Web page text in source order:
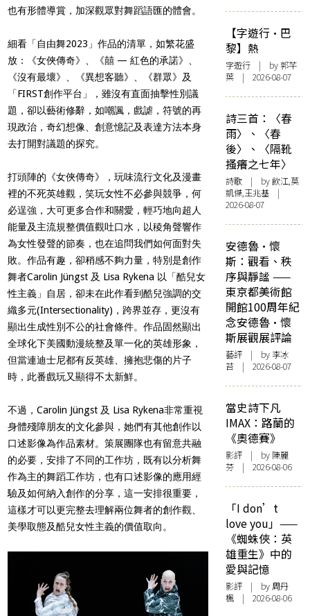
也有形體導賞，加深觀眾對舞蹈語匯的體會。
細看「自由舞2023」作品的清單，如繁花盛
放：《女俠傳奇》、《囍 — 紅色的承諾》、
《沒有最壞》、《異想客聽》、《群眾》及
「FIRST創作平台」，雖沒有直面抽擊性別議
題，卻以藝術修辭，如嘲諷，戲謔，符號的再
現政治，奇幻想像、創意憶記及表達方法本身
去打開對議題的探究。
打頭陣的《女俠傳奇》，玩味流行文化及漫畫
裡的不死英雄觀，笑玩女性不必參與競爭，何
必逞強，大可更多合作和關愛，輕巧地向超人
能量及主流規整價值觀吐口水，以稜角聲響作
為女性發聲的節奏，也在追問我們如何面對失
敗。作品有趣，卻稍感不夠力量，特別是創作
舞者Carolin Jüngst 及 Lisa Rykena 以「酷兒女
性主義」自居，卻未在此作看到酷兒強調的交
織多元(Intersectionality)，跨界並存，更沒有
顯出生成性別不公的社會條件。作品固然顯出
全球化下美國動漫統整及單一化的英雄形象，
但當連迪士尼都有反英雄、擁抱悲傷的片子
時，此番戲玩又顯得不太新鮮。
不過，Carolin Jüngst 及 Lisa Rykena非常重視
身體殘障朋友的文化參與，她們有其他創作以
口述影像為作品素材。策展團隊也有留意共融
的必要，安排了不同的工作坊，既有以分析舞
作為主的舞蹈工作坊，也有口述影像的應用經
驗及如何納入創作的分享，這一安排很重要，
這樣才可以更完整去理解兩位舞者的創作觀、
美學取態及酷兒女性主義的價值取向。
【字遊行·巴
黎】熱
字遊行 | by 郭芊
葉 | 2026-08-07
詩三首：〈春
雨〉、〈春
後〉、〈隔靴
搔癢之七年〉
詩歌 | by 飲江,莫
凱傑,王兆基 |
2026-08-07
安德魯·懷
斯：觀看、秩
序與靜謐 ——
東京都美術館
開館100周年紀
念安德魯·懷
斯展觀展評論
藝評 | by 李冰
苔 | 2026-08-07
當史詩下凡
IMAX：路蘭的
《奧德賽》
影評 | by 陳麗
芬 | 2026-08-06
「I don’t
love you」——
《蜘蛛俠：英
雄重生》中的
愛與記憶
影評 | by周丹
楓 | 2026-08-06